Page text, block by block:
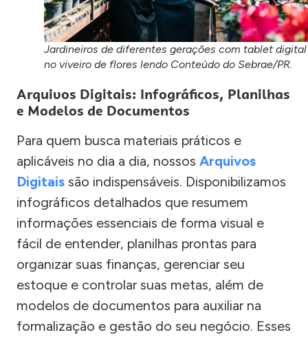
Jardineiros de diferentes gerações com tablet digital
no viveiro de flores lendo Conteúdo do Sebrae/PR.
Arquivos Digitais: Infográficos, Planilhas
e Modelos de Documentos
Para quem busca materiais práticos e
aplicáveis no dia a dia, nossos Arquivos
Digitais são indispensáveis. Disponibilizamos
infográficos detalhados que resumem
informações essenciais de forma visual e
fácil de entender, planilhas prontas para
organizar suas finanças, gerenciar seu
estoque e controlar suas metas, além de
modelos de documentos para auxiliar na
formalização e gestão do seu negócio. Esses